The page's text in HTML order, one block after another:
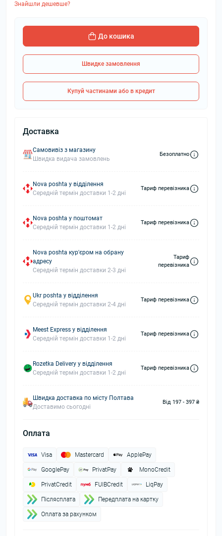
Знайшли дешевше?
До кошика
Швидке замовлення
Купуй частинами або в кредит
Доставка
Самовивіз з магазину
Швидка видача замовлень
Безоплатно
Nova poshta у відділення
Середній термін доставки 1-2 дні
Тариф перевізника
Nova poshta у поштомат
Середній термін доставки 1-2 дні
Тариф перевізника
Nova poshta кур'єром на обрану
адресу
Середній термін доставки 2-3 дні
Тариф
перевізника
Ukr poshta у відділення
Середній термін доставки 2-4 дні
Тариф перевізника
Meest Express у відділення
Середній термін доставки 1-2 дні
Тариф перевізника
Rozetka Delivery у відділення
Середній термін доставки 1-2 дні
Тариф перевізника
Швидка доставка по місту Полтава
Доставимо сьогодні
Від 197 - 397 ₴
Оплата
Visa Mastercard ApplePay
GooglePay PrivatPay MonoCredit
PrivatCredit FUIBCredit LiqPay
Пiслясплата Передплата на картку
Оплата за рахунком